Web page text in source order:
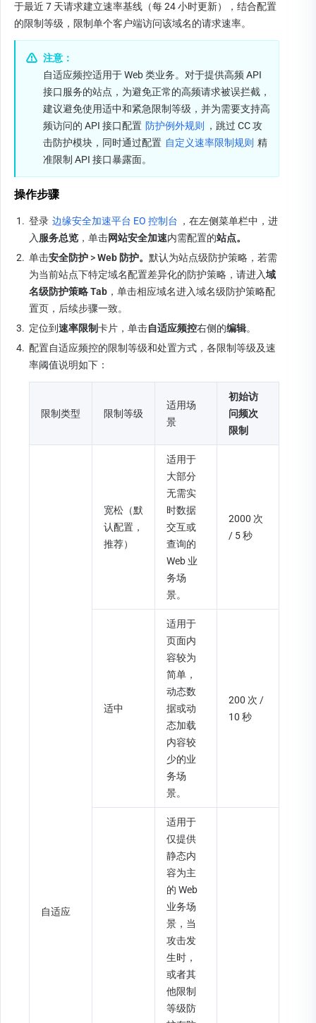
于最近 7 天请求建立速率基线（每 24 小时更新），结合配置
的限制等级，限制单个客户端访问该域名的请求速率。
注意：
自适应频控适用于 Web 类业务。对于提供高频 API
接口服务的站点，为避免正常的高频请求被误拦截，
建议避免使用适中和紧急限制等级，并为需要支持高
频访问的 API 接口配置 防护例外规则
，跳过 CC 攻
击防护模块，同时通过配置 自定义速率限制规则 精
准限制 API 接口暴露面。
操作步骤
1. 登录 边缘安全加速平台 EO 控制台 ，在左侧菜单栏中，进
入 服务总览 ，单击网站安全加速内需配置的站点。
2. 单击安全防护 > Web 防护。 默认为站点级防护策略，若需
为当前站点下特定域名配置差异化的防护策略，请进入域
名级防护策略 Tab ，单击相应域名进入域名级防护策略配
置页，后续步骤一致。
3. 定位到速率限制卡片，单击自适应频控右侧的编辑。
4. 配置自适应频控的限制等级和处置方式，各限制等级及速
率阈值说明如下：
限制类型 限制等级
适用场
景
初始访
问频次
限制
自适应
宽松（默
认配置，
推荐）
适用于
大部分
无需实
时数据
交互或
查询的
Web 业
务场
景。
2000 次
/ 5 秒
适中
适用于
页面内
容较为
简单，
动态数
据或动
态加载
内容较
少的业
务场
景。
200 次 /
10 秒
适用于
仅提供
静态内
容为主
的 Web
业务场
景，当
攻击发
生时，
或者其
他限制
等级防